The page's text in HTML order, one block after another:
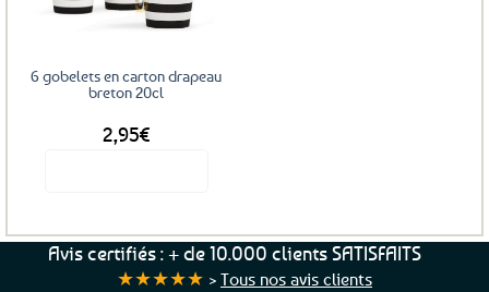
6 gobelets en carton drapeau
breton 20cl
2,95€
Avis certifiés : + de 10.000 clients SATISFAITS
★★★★★ > Tous nos avis clients